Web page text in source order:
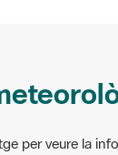
per veure la